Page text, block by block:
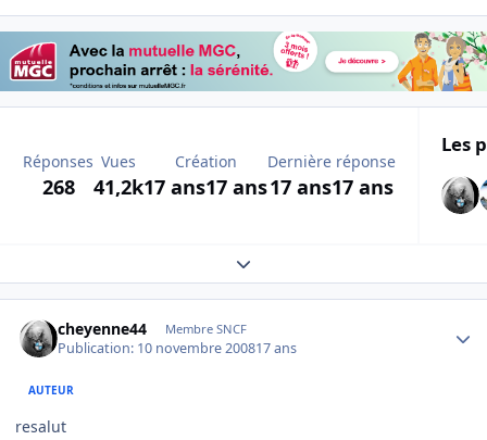
Réponses
268
Vues
41,2k
Création
17 ans17 ans
Dernière réponse
17 ans17 ans
Les
Expand topic overview
cheyenne44 Membre SNCF
Publication: 10 novembre 200817 ans
AUTEUR
resalut